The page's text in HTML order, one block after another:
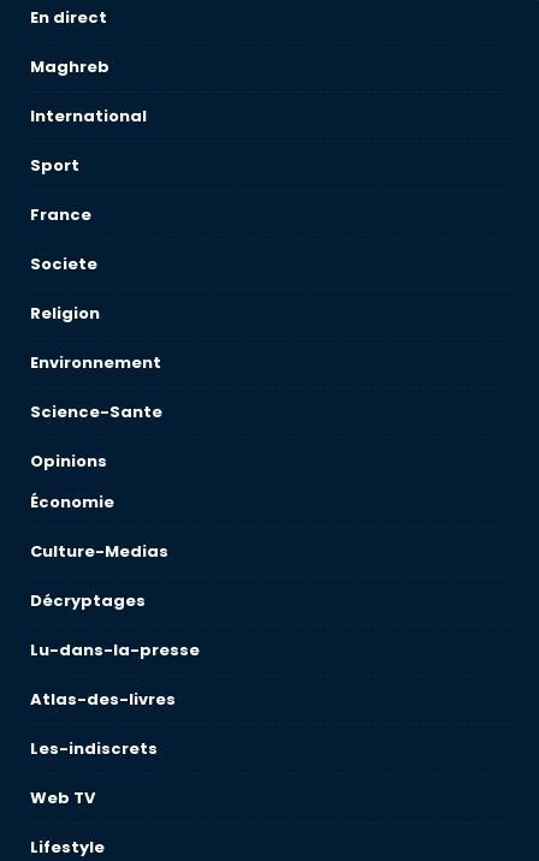
En direct
Maghreb
International
Sport
France
Societe
Religion
Environnement
Science-Sante
Opinions
Économie
Culture-Medias
Décryptages
Lu-dans-la-presse
Atlas-des-livres
Les-indiscrets
Web TV
Lifestyle